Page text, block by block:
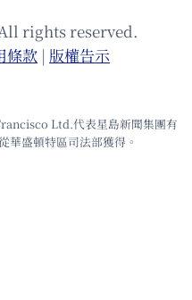
rights reserved.
條款 | 版權告⽰
Ltd.代表星島新聞集團有
華盛頓特區司法部獲得。